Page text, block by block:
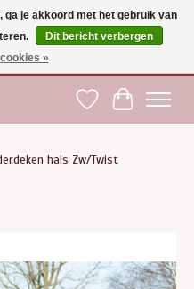
€100 naar EU | Voor 17:00 besteld is
21 27 00 |
Verlanglijst
hals Zw/Twist
ga je akkoord met het gebruik van
Dit bericht verbergen
»